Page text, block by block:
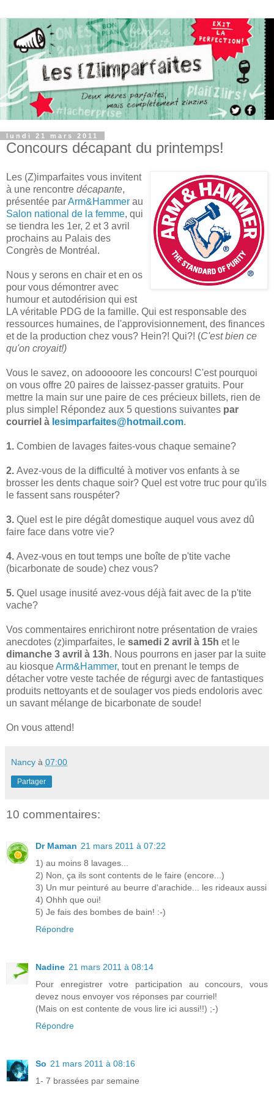
lundi 21 mars 2011
Concours décapant du printemps!
Les (Z)imparfaites vous invitent
à une rencontre décapante,
présentée parArm&Hammer au
Salon national de la femme, qui
se tiendra les 1er, 2 et 3 avril
prochains au Palais des
Congrès de Montréal.
Nous y serons en chair et en os
pour vous démontrer avec
humour et autodérision qui est
LA véritable PDG de la famille. Qui est responsable des
ressources humaines, de l'approvisionnement, des finances
et de la production chez vous? Hein?! Qui?! (C'est bien ce
qu'on croyait!)
Vous le savez, on adooooore les concours! C'est pourquoi
on vous offre 20 paires de laissez-passer gratuits. Pour
mettre la main sur une paire de ces précieux billets, rien de
plus simple! Répondez aux 5 questions suivantes par
courriel à lesimparfaites@hotmail.com.
1. Combien de lavages faites-vous chaque semaine?
2. Avez-vous de la difficulté à motiver vos enfants à se
brosser les dents chaque soir? Quel est votre truc pour qu'ils
le fassent sans rouspéter?
3. Quel est le pire dégât domestique auquel vous avez dû
faire face dans votre vie?
4. Avez-vous en tout temps une boîte de p'tite vache
(bicarbonate de soude) chez vous?
5. Quel usage inusité avez-vous déjà fait avec de la p'tite
vache?
Vos commentaires enrichiront notre présentation de vraies
anecdotes (z)imparfaites, le samedi 2 avril à 15h et le
dimanche 3 avril à 13h. Nous pourrons en jaser par la suite
au kiosqueArm&Hammer, tout en prenant le temps de
détacher votre veste tachée de régurgi avec de fantastiques
produits nettoyants et de soulager vos pieds endoloris avec
un savant mélange de bicarbonate de soude!
On vous attend!
Nancy à 07:00
Partager
10 commentaires:
Dr Maman 21 mars 2011 à 07:22
1) au moins 8 lavages...
2) Non, ça ils sont contents de le faire (encore...)
3) Un mur peinturé au beurre d'arachide... les rideaux aussi
4) Ohhh que oui!
5) Je fais des bombes de bain! :-)
Répondre
Nadine 21 mars 2011 à 08:14
Pour enregistrer votre participation au concours, vous
devez nous envoyer vos réponses par courriel!
(Mais on est contente de vous lire ici aussi!!) ;-)
Répondre
So 21 mars 2011 à 08:16
1- 7 brassées par semaine